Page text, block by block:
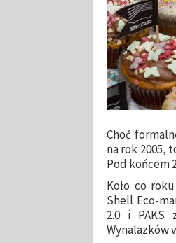
Choć
na rok 2005,
Pod końcem
Koło co
Shell Eco-
2.0 i PAKS
Wynalazków